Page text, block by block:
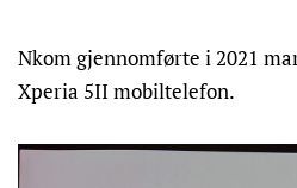
Nkom gjennomførte i 2021
Xperia 5II mobiltelefon.